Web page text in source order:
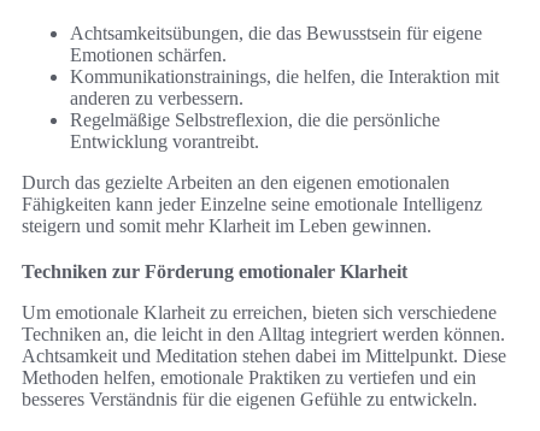
Achtsamkeitsübungen, die das Bewusstsein für eigene
Emotionen schärfen.
Kommunikationstrainings, die helfen, die Interaktion mit
anderen zu verbessern.
Regelmäßige Selbstreflexion, die die persönliche
Entwicklung vorantreibt.
Durch das gezielte Arbeiten an den eigenen emotionalen
Fähigkeiten kann jeder Einzelne seine emotionale Intelligenz
steigern und somit mehr Klarheit im Leben gewinnen.
Techniken zur Förderung emotionaler Klarheit
Um emotionale Klarheit zu erreichen, bieten sich verschiedene
Techniken an, die leicht in den Alltag integriert werden können.
Achtsamkeit und Meditation stehen dabei im Mittelpunkt. Diese
Methoden helfen, emotionale Praktiken zu vertiefen und ein
besseres Verständnis für die eigenen Gefühle zu entwickeln.